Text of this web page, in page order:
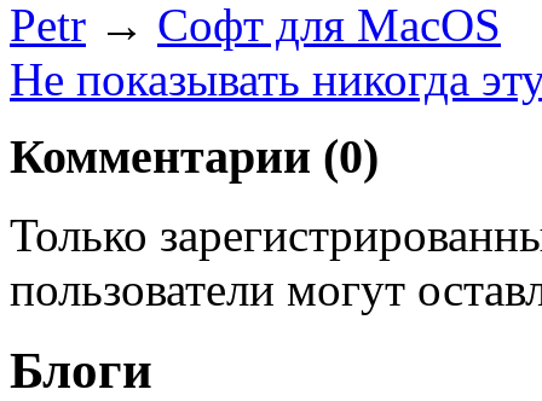
Petr → Софт для MacOS
Не показывать никогда
Комментарии (0)
Только
пользователи могут
Блоги